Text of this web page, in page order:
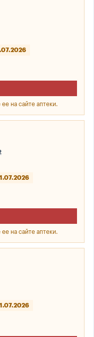
на сайте аптеки.
на сайте аптеки.